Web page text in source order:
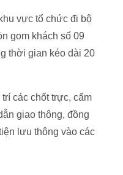
vực tổ chức đi bộ
gom khách số 09
thời gian kéo dài 20
các chốt trực, cấm
giao thông, đồng
lưu thông vào các